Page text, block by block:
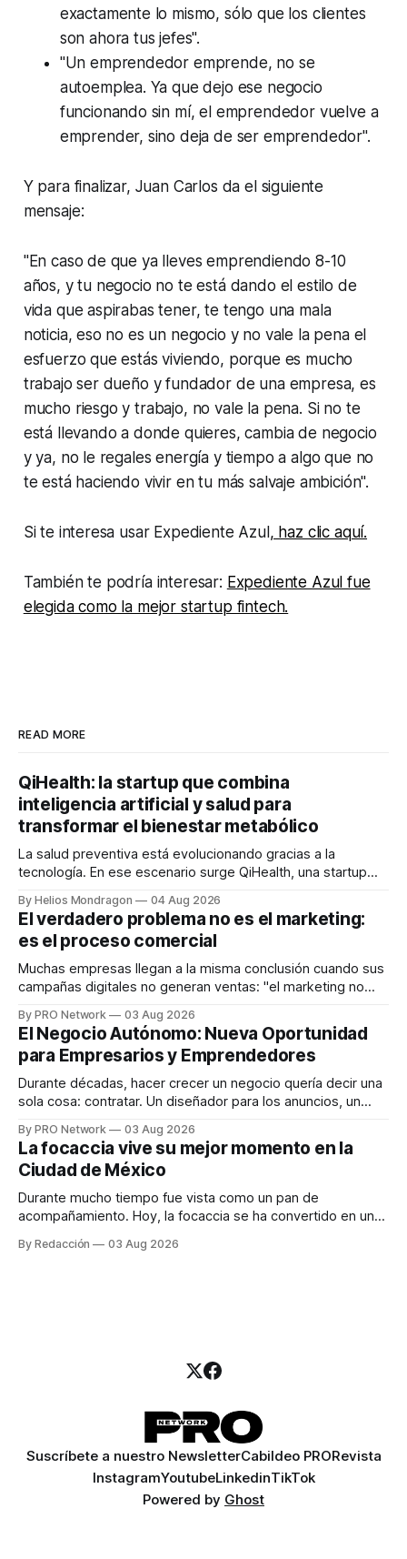
exactamente lo mismo, sólo que los clientes
son ahora tus jefes".
"Un emprendedor emprende, no se
autoemplea. Ya que dejo ese negocio
funcionando sin mí, el emprendedor vuelve a
emprender, sino deja de ser emprendedor".
Y para finalizar, Juan Carlos da el siguiente
mensaje:
"En caso de que ya lleves emprendiendo 8-10
años, y tu negocio no te está dando el estilo de
vida que aspirabas tener, te tengo una mala
noticia, eso no es un negocio y no vale la pena el
esfuerzo que estás viviendo, porque es mucho
trabajo ser dueño y fundador de una empresa, es
mucho riesgo y trabajo, no vale la pena. Si no te
está llevando a donde quieres, cambia de negocio
y ya, no le regales energía y tiempo a algo que no
te está haciendo vivir en tu más salvaje ambición".
Si te interesa usar Expediente Azul , haz clic aquí.
También te podría interesar: Expediente Azul fue
elegida como la mejor startup fintech.
READ MORE
QiHealth: la startup que combina
inteligencia artificial y salud para
transformar el bienestar metabólico
La salud preventiva está evolucionando gracias a la
tecnología. En ese escenario surge QiHealth, una startup
dispositivos inteligentes, inteligencia artificial y monitoreo
en tiempo real para ayudar a las personas a tomar mejores
decisiones sobre su salud metabólica. Su propuesta busca
responder
By Helios Mondragon 04 Aug 2026
El verdadero problema no es el marketing:
es el proceso comercial
Muchas empresas llegan a la misma conclusión cuando sus
campañas digitales no generan ventas: "el marketing no
INTERIUS, el problema suele estar en otro lugar. Durante
una entrevista para el podcast SER PRO, el especialista en
marketing digital explicó que
By PRO Network 03 Aug 2026
El Negocio Autónomo: Nueva Oportunidad
para Empresarios y Emprendedores
Durante décadas, hacer crecer un negocio quería decir una
sola cosa: contratar. Un diseñador para los anuncios, un
para los textos, alguien que supiera de publicidad digital
para encontrar prospectos, un vendedor para atender
llamadas y mensajes, y —con suerte— una persona
By PRO Network 03 Aug 2026
La focaccia vive su mejor momento en la
Ciudad de México
Durante mucho tiempo fue vista como un pan de
acompañamiento. Hoy, la focaccia se ha convertido en uno
artesanal, ingredientes de calidad y experiencias que
By Redacción 03 Aug 2026
Suscríbete a nuestro NewsletterCabildeo PRORevista
InstagramYoutubeLinkedinTikTok
Powered by Ghost